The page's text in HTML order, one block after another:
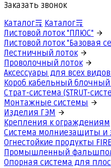
Заказать звонок
Каталог
Каталог
Листовой лоток "ПЛЮС"
Листовой лоток "Базовая
Лестничный лоток
Проволочный лоток
Аксессуары для всех
Короб кабельный блочный
Страт-система (STRUT-
Монтажные системы
Изделия ГЭМ
Крепления к ограждениям
Система молниезащиты и
Огнестойкие продукты
Промышленный фальшпол
Опорная система для